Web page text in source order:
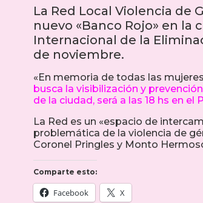
La Red Local Violencia de
nuevo «Banco Rojo» en
Internacional de la
de noviembre.
«En memoria de todas las
busca la visibilización y
de la ciudad, será a las 18 hs en el
La Red es un «espacio de
problemática de la violencia de
Coronel Pringles y Monto
Comparte esto:
Facebook X